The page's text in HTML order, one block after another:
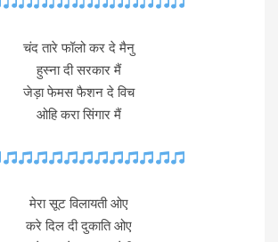
चंद तारे फॉलो कर दे मैनु
हुस्ना दी सरकार मैं
जेड़ा फेमस फैशन दे विच
ओहि करा सिंगार मैं
मेरा सूट विलायती ओए
करे दिल दी दुकाति ओए